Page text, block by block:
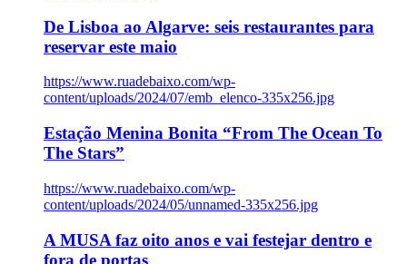
De Lisboa ao Algarve: seis restaurantes para
reservar este maio
https://www.ruadebaixo.com/wp-
content/uploads/2024/07/emb_elenco-335x256.jpg
Estação Menina Bonita “From The Ocean To
The Stars”
https://www.ruadebaixo.com/wp-
content/uploads/2024/05/unnamed-335x256.jpg
A MUSA faz oito anos e vai festejar dentro e
fora de portas